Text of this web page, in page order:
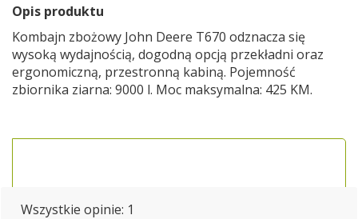
Opis produktu
Kombajn zbożowy John Deere T670 odznacza się
wysoką wydajnością, dogodną opcją przekładni oraz
ergonomiczną, przestronną kabiną. Pojemność
zbiornika ziarna: 9000 l. Moc maksymalna: 425 KM.
Wszystkie opinie: 1